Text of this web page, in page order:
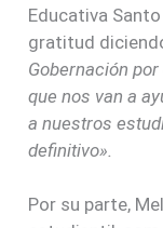
Educativa
gratitud
Gobernación
que nos van a
a nuestros
definitivo».
Por su parte,